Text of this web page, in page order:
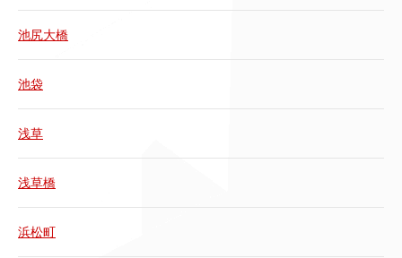
池尻大橋
池袋
浅草
浅草橋
浜松町